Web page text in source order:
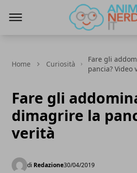
Home Curiosità
Fare gli
pancia? Video
Fare gli
dimagrire la
verità
di Redazione30/04/2019